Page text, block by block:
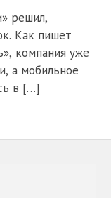
решил,
Как пишет
компания уже
а мобильное
в […]